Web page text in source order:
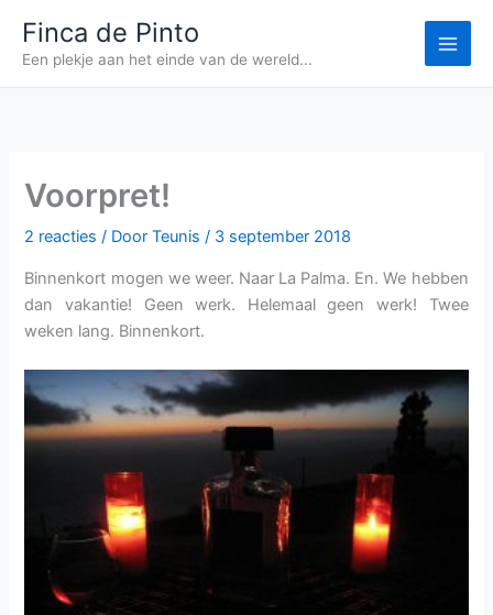
naar
inhoud
Finca de Pinto
Een plekje aan het einde van de wereld...
Voorpret!
2 reacties / DoorTeunis/ 3 september 2018
Binnenkort mogen we weer. Naar La Palma. En. We hebben
dan vakantie! Geen werk. Helemaal geen werk! Twee
weken lang. Binnenkort.